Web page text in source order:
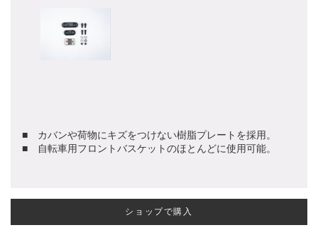
■ カバンや荷物にキズをつけない樹脂プレートを採用。
■ 自転車用フロントバスケットのほとんどに使用可能。
ショップで購入